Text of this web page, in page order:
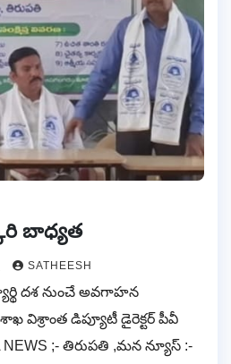
బాధ్యత
SATHEESH
దశ నుంచే అవగాహన
విశ్రాంత డిప్యూటీ డైరెక్టర్ పీవీ
NEWS ;- తిరుపతి ,మన న్యూస్ :-